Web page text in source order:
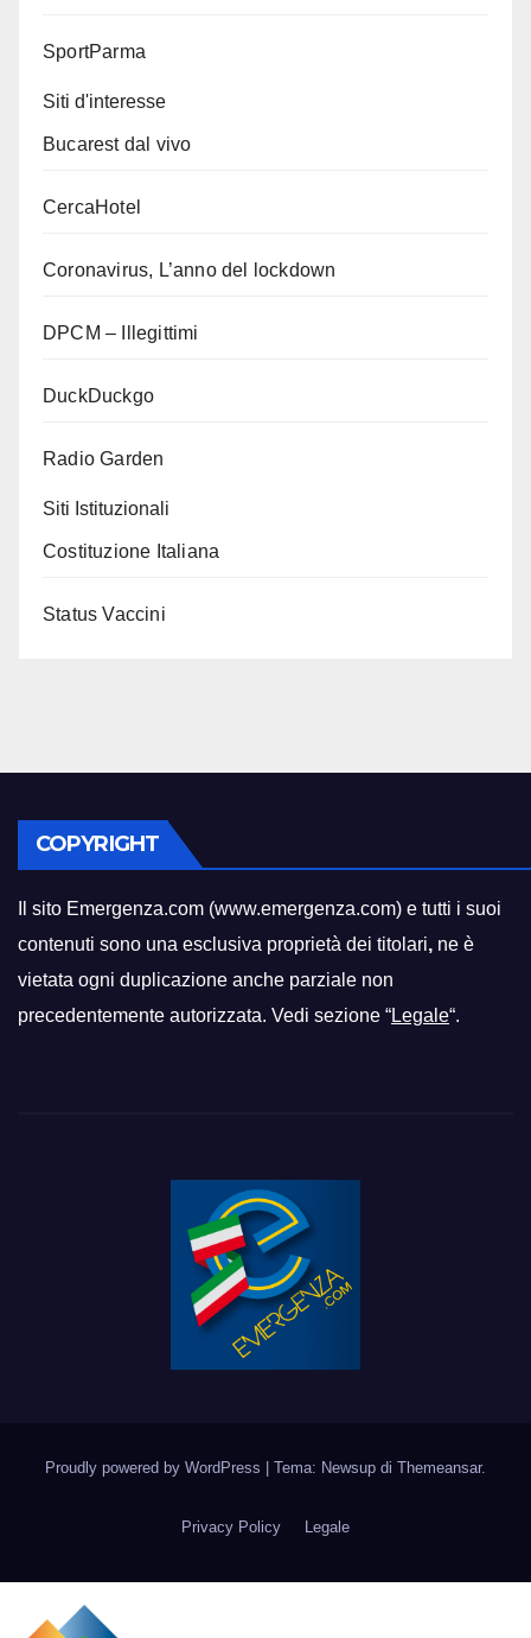
SportParma
Siti d'interesse
Bucarest dal vivo
CercaHotel
Coronavirus, L’anno del lockdown
DPCM – Illegittimi
DuckDuckgo
Radio Garden
Siti Istituzionali
Costituzione Italiana
Status Vaccini
COPYRIGHT
Il sito Emergenza.com (www.emergenza.com) e tutti i suoi
contenuti sono una esclusiva proprietà dei titolari, ne è
vietata ogni duplicazione anche parziale non
precedentemente autorizzata. Vedi sezione “Legale“.
Proudly powered by WordPress | Tema: Newsup di Themeansar.
Privacy Policy Legale